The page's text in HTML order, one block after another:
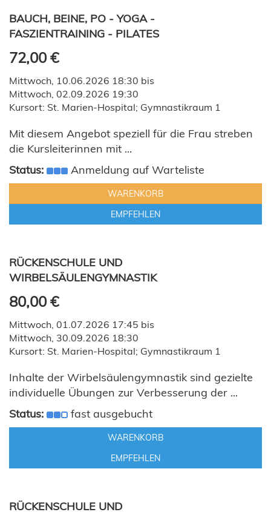
BAUCH, BEINE, PO - YOGA -
FASZIENTRAINING - PILATES
72,00 €
Mittwoch, 10.06.2026 18:30 bis
Mittwoch, 02.09.2026 19:30
Kursort: St. Marien-Hospital; Gymnastikraum 1
Mit diesem Angebot speziell für die Frau streben
die Kursleiterinnen mit ...
Status:
Anmeldung auf Warteliste
WARENKORB
EMPFEHLEN
RÜCKENSCHULE UND
WIRBELSÄULENGYMNASTIK
80,00 €
Mittwoch, 01.07.2026 17:45 bis
Mittwoch, 30.09.2026 18:30
Kursort: St. Marien-Hospital; Gymnastikraum 1
Inhalte der Wirbelsäulengymnastik sind gezielte
individuelle Übungen zur Verbesserung der ...
Status:
fast ausgebucht
WARENKORB
EMPFEHLEN
RÜCKENSCHULE UND